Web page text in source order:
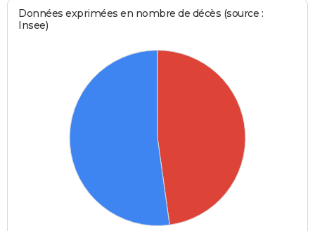
Données exprimées en nombre de décès (source :
Insee)